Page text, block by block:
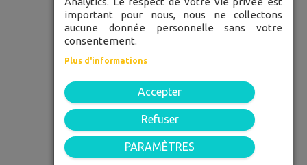
TÉLÉPHONE: 450 248-3334
SANS FRAIS: 1 877 848-3334
52 rue Du Pont, Bedford, J0J 1A0
C.P. 1705
important pour nous, nous ne collectons
aucune donnée personnelle sans votre
consentement.
Plus d'informations
Accepter
Refuser
PARAMÈTRES